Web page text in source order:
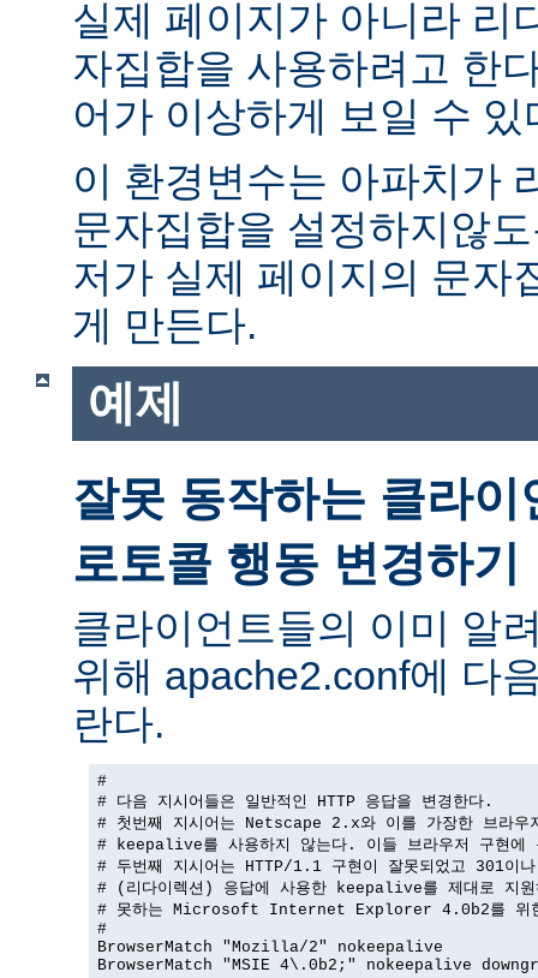
실제 페이지가 아니라 리
자집합을 사용하려고 한
어가 이상하게 보일 수 있
이 환경변수는 아파치가
문자집합을 설정하지않
저가 실제 페이지의 문자
게 만든다.
예제
잘못 동작하는 클라
로토콜 행동 변경하기
클라이언트들의 이미 알
위해 apache2.conf에 다
란다.
#
# 다음 지시어들은 일반적인 HTTP 응답을 변경한다.
# 첫번째 지시어는 Netscape 2.x와 이를 가장한 브라우
# keepalive를 사용하지 않는다. 이들 브라우저 구현에
# 두번째 지시어는 HTTP/1.1 구현이 잘못되었고 301이
# (리다이렉션) 응답에 사용한 keepalive를 제대로 지원
# 못하는 Microsoft Internet Explorer 4.0b2를 위
#
BrowserMatch "Mozilla/2" nokeepalive
BrowserMatch "MSIE 4\.0b2;" nokeepalive